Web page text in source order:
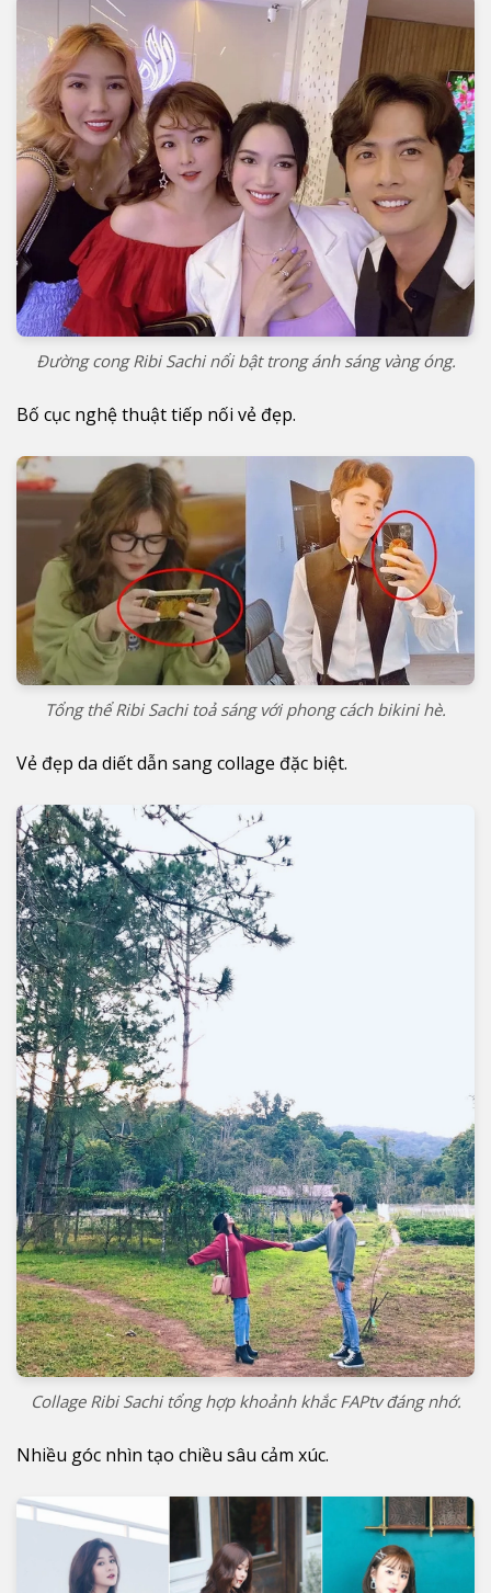
Đường cong Ribi Sachi nổi bật trong ánh sáng vàng óng.
Bố cục nghệ thuật tiếp nối vẻ đẹp.
Tổng thể Ribi Sachi toả sáng với phong cách bikini hè.
Vẻ đẹp da diết dẫn sang collage đặc biệt.
Collage Ribi Sachi tổng hợp khoảnh khắc FAPtv đáng nhớ.
Nhiều góc nhìn tạo chiều sâu cảm xúc.